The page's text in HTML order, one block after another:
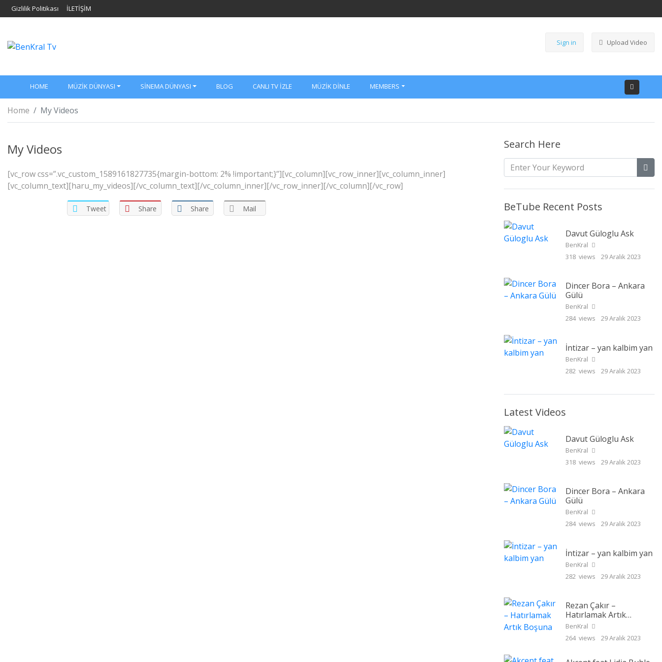
Gizlilik Politikası İLETİŞİM
Sign in Upload Video
HOME MÜZIK DÜNYASI SINEMA DÜNYASI BLOG CANLI TV İZLE MÜZIK DINLE MEMBERS
Home My Videos
My Videos
[vc_row css=”.vc_custom_1589161827735{margin-bottom: 2% !important;}”][vc_column][vc_row_inner][vc_column_inner]
[vc_column_text][haru_my_videos][/vc_column_text][/vc_column_inner][/vc_row_inner][/vc_column][/vc_row]
Tweet Share Share Mail
Search Here
BeTube Recent Posts
Davut Güloglu Ask
BenKral
318 views
29 Aralık 2023
Dincer Bora – Ankara
Gülü
BenKral
284 views
29 Aralık 2023
İntizar – yan kalbim yan
BenKral
282 views
29 Aralık 2023
Latest Videos
Davut Güloglu Ask
BenKral
318 views
29 Aralık 2023
Dincer Bora – Ankara
Gülü
BenKral
284 views
29 Aralık 2023
İntizar – yan kalbim yan
BenKral
282 views
29 Aralık 2023
Rezan Çakır –
Hatırlamak Artık
Boşuna
BenKral
264 views
29 Aralık 2023